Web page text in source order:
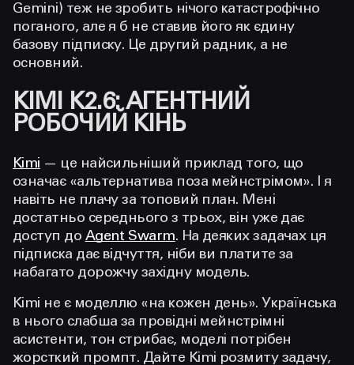
Gemini) теж не зробить нічого катастрофічно
поганого, але я б не ставив його як єдину
базову підписку. Це другий радник, а не
основний.
KIMI K2.6: АГЕНТНИЙ
РОБОЧИЙ КІНЬ
Kimi — це найсильніший приклад того, що
означає «альтернатива поза мейнстрімом». І я
навіть не плачу за топовий план. Мені
достатньо середнього з трьох, він уже дає
доступ до Agent Swarm. На деяких задачах ця
підписка дає відчуття, ніби ви платите за
набагато дорожчу західну модель.
Kimi не є моделлю «на кожен день». Українська
в нього слабша за провідні мейнстрімні
асистенти, тон стрибає, моделі потрібен
жорсткий промпт. Дайте Kimi розмиту задачу,